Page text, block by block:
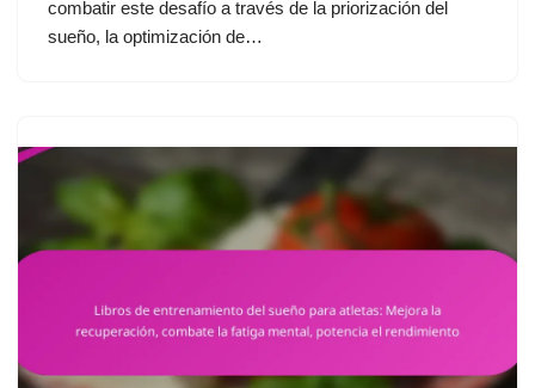
combatir este desafío a través de la priorización del
sueño, la optimización de…